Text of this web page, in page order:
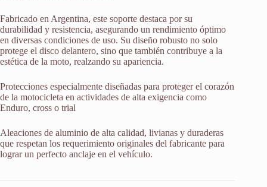
Fabricado en Argentina, este soporte destaca por su
durabilidad y resistencia, asegurando un rendimiento óptimo
en diversas condiciones de uso. Su diseño robusto no solo
protege el disco delantero, sino que también contribuye a la
estética de la moto, realzando su apariencia.
Protecciones especialmente diseñadas para proteger el corazón
de la motocicleta en actividades de alta exigencia como
Enduro, cross o trial
Aleaciones de aluminio de alta calidad, livianas y duraderas
que respetan los requerimiento originales del fabricante para
lograr un perfecto anclaje en el vehículo.